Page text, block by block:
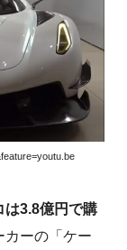
は3.8億円で購
カーの「ケー